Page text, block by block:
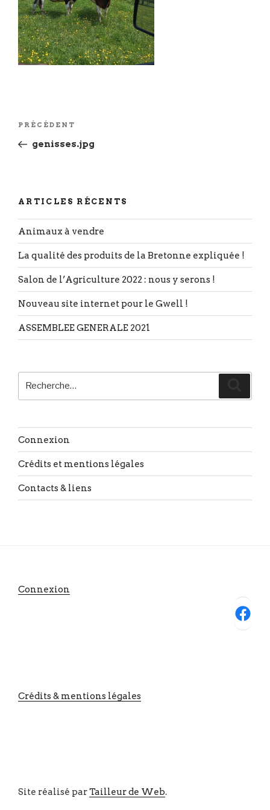
Navigation
l’article
Article
précédent
PRÉCÉDENT
genisses.jpg
ARTICLES RÉCENTS
Animaux à vendre
La qualité des produits de la Bretonne expliquée !
Salon de l’Agriculture 2022 : nous y serons !
Nouveau site internet pour le Gwell !
ASSEMBLEE GENERALE 2021
Connexion
Crédits et mentions légales
Contacts & liens
Connexion
Facebook
Crédits & mentions légales
Site réalisé parTailleur de Web.